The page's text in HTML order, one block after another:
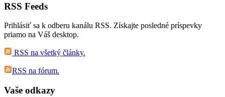
RSS Feeds
Prihlásiť sa k odberu kanálu RSS. Získajte posledné príspevky
priamo na Váš desktop.
RSS na všetký články.
RSS na fórum.
Vaše odkazy